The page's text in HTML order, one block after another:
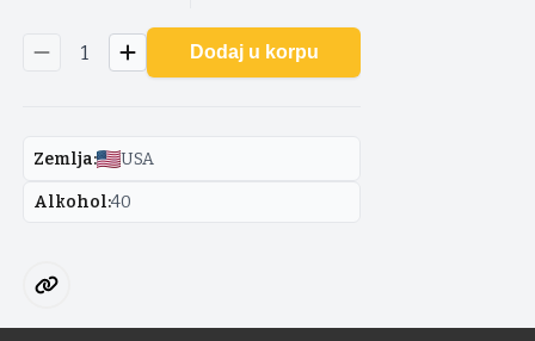
1 Dodaj u korpu
Zemlja: USA
Alkohol:40